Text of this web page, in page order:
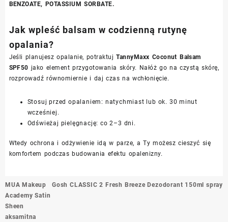
BENZOATE, POTASSIUM SORBATE.
Jak wpleść balsam w codzienną rutynę
opalania?
Jeśli planujesz opalanie, potraktujTannyMaxx Coconut Balsam
SPF50 jako element przygotowania skóry. Nałóż go na czystą skórę,
rozprowadź równomiernie i daj czas na wchłonięcie.
Stosuj przed opalaniem: natychmiast lub ok. 30 minut
wcześniej.
Odświeżaj pielęgnację: co 2–3 dni.
Wtedy ochrona i odżywienie idą w parze, a Ty możesz cieszyć się
komfortem podczas budowania efektu opalenizny.
Nawigacja
wpisu
MUA Makeup
Academy Satin
Sheen
aksamitna
Gosh CLASSIC 2 Fresh Breeze Dezodorant 150ml spray